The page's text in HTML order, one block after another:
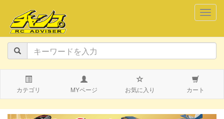
カテゴリ MYページ お気に入り カート